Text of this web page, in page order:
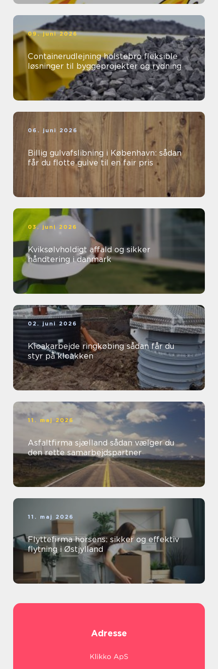
09. juni 2026
Containerudlejning holstebro fleksible
løsninger til byggeprojekter og rydning
06. juni 2026
Billig gulvafslibning i København: sådan
får du flotte gulve til en fair pris
03. juni 2026
Kviksølvholdigt affald og sikker
håndtering i danmark
02. juni 2026
Kloakarbejde ringkøbing sådan får du
styr på kloakken
11. maj 2026
Asfaltfirma sjælland sådan vælger du
den rette samarbejdspartner
11. maj 2026
Flyttefirma horsens: sikker og effektiv
flytning i Østjylland
Adresse